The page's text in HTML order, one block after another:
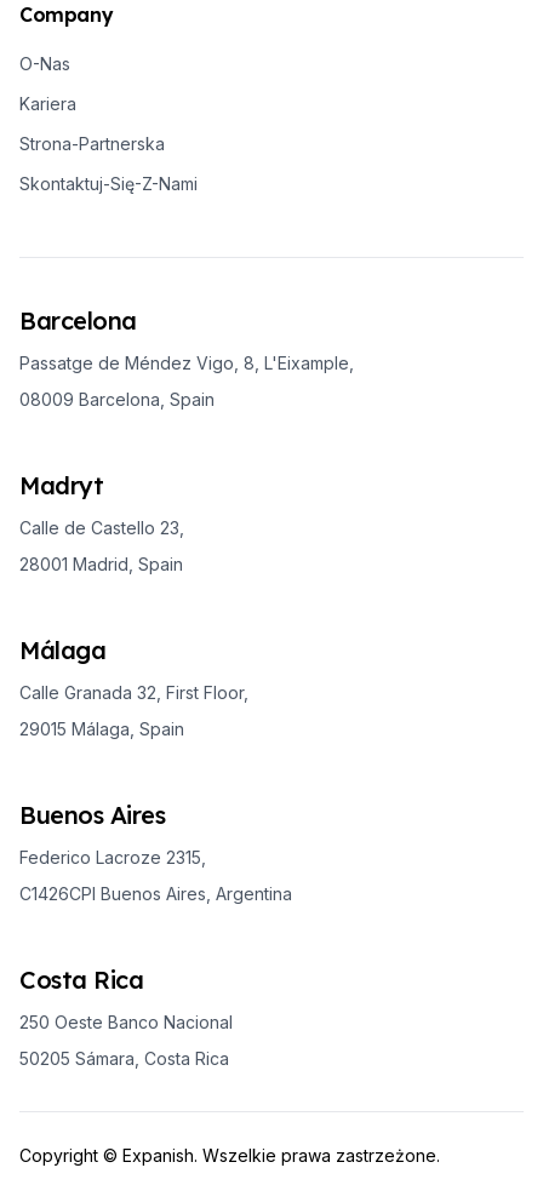
Company
O-Nas
Kariera
Strona-Partnerska
Skontaktuj-Się-Z-Nami
Barcelona
Passatge de Méndez Vigo, 8, L'Eixample,
08009 Barcelona, Spain
Madryt
Calle de Castello 23,
28001 Madrid, Spain
Málaga
Calle Granada 32, First Floor,
29015 Málaga, Spain
Buenos Aires
Federico Lacroze 2315,
C1426CPI Buenos Aires, Argentina
Costa Rica
250 Oeste Banco Nacional
50205 Sámara, Costa Rica
Copyright © Expanish. Wszelkie prawa zastrzeżone.